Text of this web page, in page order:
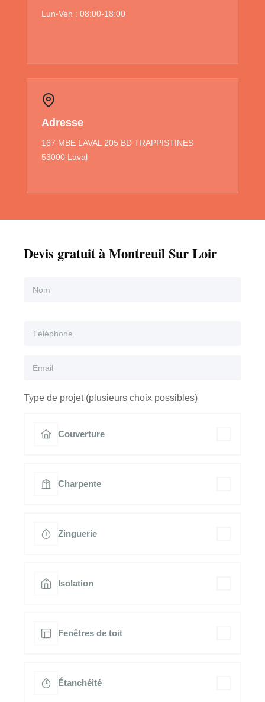
Lun-Ven : 08:00-18:00
Adresse
167 MBE LAVAL 205 BD TRAPPISTINES
53000 Laval
Devis gratuit à Montreuil Sur Loir
Type de projet (plusieurs choix possibles)
Couverture
Charpente
Zinguerie
Isolation
Fenêtres de toit
Étanchéité